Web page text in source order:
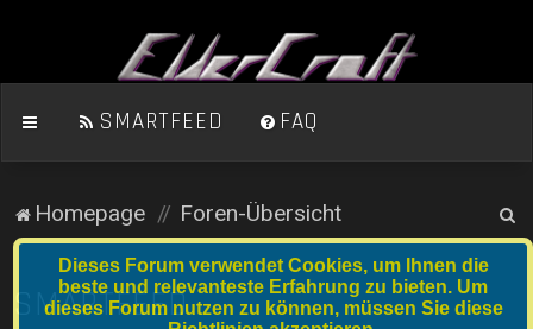
SMARTFEED FAQ
Homepage Foren-Übersicht
u
SMARTFEED
Dieses Forum verwendet Cookies, um Ihnen die
beste und relevanteste Erfahrung zu bieten. Um
dieses Forum nutzen zu können, müssen Sie diese